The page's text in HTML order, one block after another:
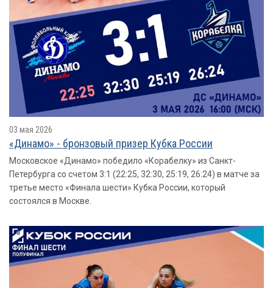
03 мая 2026
«Динамо» - бронзовый призер Кубка России
Московское «Динамо» победило «Корабелку» из Санкт-
Петербурга со счетом 3:1 (22:25, 32:30, 25:19, 26:24) в матче за
третье место «Финала шести» Кубка России, который
состоялся в Москве.